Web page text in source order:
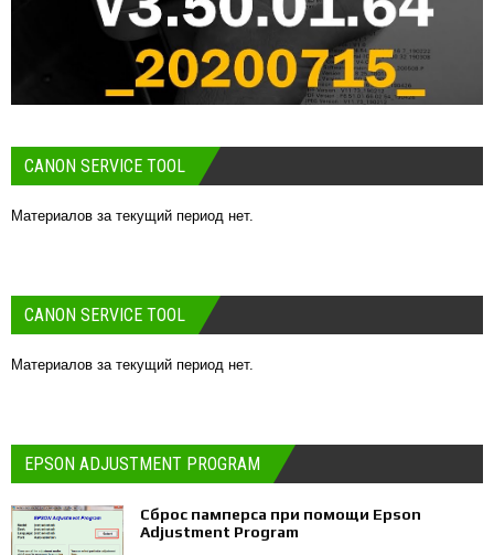
CANON SERVICE TOOL
Материалов за текущий период нет.
CANON SERVICE TOOL
Материалов за текущий период нет.
EPSON ADJUSTMENT PROGRAM
Сброс памперса при помощи Epson
Adjustment Program